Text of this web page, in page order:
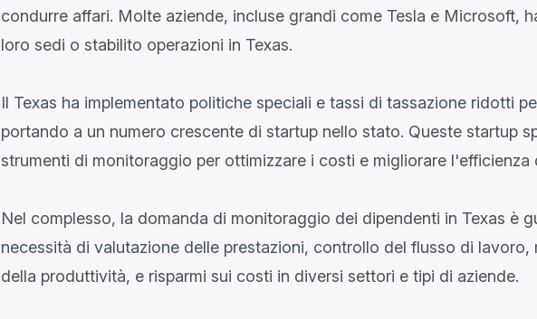
condurre affari. Molte aziende, incluse grandi come Tesla e Microsoft,
loro sedi o stabilito operazioni in Texas.
Il Texas ha implementato politiche speciali e tassi di tassazione ridotti
portando a un numero crescente di startup nello stato. Queste startup
strumenti di monitoraggio per ottimizzare i costi e migliorare l'efficienza
Nel complesso, la domanda di monitoraggio dei dipendenti in Texas è
necessità di valutazione delle prestazioni, controllo del flusso di lavoro,
della produttività, e risparmi sui costi in diversi settori e tipi di aziende.